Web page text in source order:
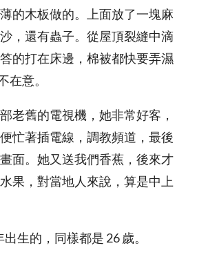
的木板做的。上面放了一塊麻
，還有蟲子。從屋頂裂縫中滴
的打在床邊，棉被都快要弄濕
在意。
老舊的電視機，她非常好客，
忙著插電線，調教頻道，最後
面。她又送我們香蕉，後來才
果，對當地人來說，算是中上
生的，同樣都是 26 歲。